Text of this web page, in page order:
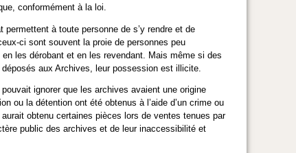
conformément à la loi.
à toute personne de s’y rendre et de
ci sont souvent la proie de personnes peu
les dérobant et en les revendant. Mais même si des
aux Archives, leur possession est illicite.
ignorer que les archives avaient une origine
ou la détention ont été obtenus à l’aide d’un crime ou
obtenu certaines pièces lors de ventes tenues par
public des archives et de leur inaccessibilité et